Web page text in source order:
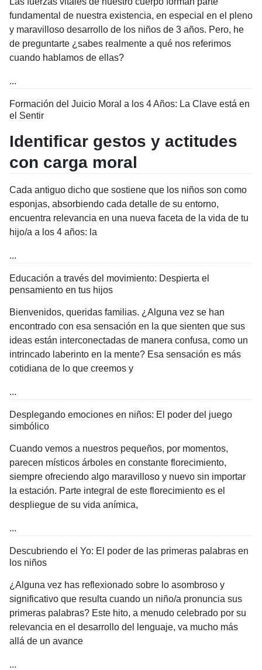
fundamental de nuestra existencia, en especial en el pleno
y maravilloso desarrollo de los niños de 3 años. Pero, he
de preguntarte ¿sabes realmente a qué nos referimos
cuando hablamos de ellas?
...
Formación del Juicio Moral a los 4 Años: La Clave está en
el Sentir
Identificar gestos y actitudes
con carga moral
Cada antiguo dicho que sostiene que los niños son como
esponjas, absorbiendo cada detalle de su entorno,
encuentra relevancia en una nueva faceta de la vida de tu
hijo/a a los 4 años: la
...
Educación a través del movimiento: Despierta el
pensamiento en tus hijos
Bienvenidos, queridas familias. ¿Alguna vez se han
encontrado con esa sensación en la que sienten que sus
ideas están interconectadas de manera confusa, como un
intrincado laberinto en la mente? Esa sensación es más
cotidiana de lo que creemos y
...
Desplegando emociones en niños: El poder del juego
simbólico
Cuando vemos a nuestros pequeños, por momentos,
parecen místicos árboles en constante florecimiento,
siempre ofreciendo algo maravilloso y nuevo sin importar
la estación. Parte integral de este florecimiento es el
despliegue de su vida anímica,
...
Descubriendo el Yo: El poder de las primeras palabras en
los niños
¿Alguna vez has reflexionado sobre lo asombroso y
significativo que resulta cuando un niño/a pronuncia sus
primeras palabras? Este hito, a menudo celebrado por su
relevancia en el desarrollo del lenguaje, va mucho más
allá de un avance
...